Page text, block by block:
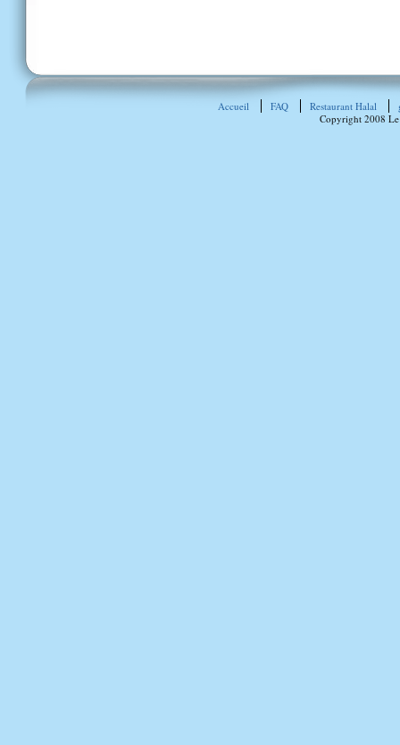
Accueil FAQ Restaurant Halal
Copyright 2008